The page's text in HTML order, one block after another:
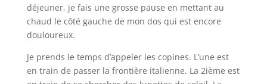
déjeuner, je fais une grosse pause en mettant au
chaud le côté gauche de mon dos qui est encore
douloureux.
Je prends le temps d’appeler les copines. L’une est
en train de passer la frontière italienne. La 2ième est